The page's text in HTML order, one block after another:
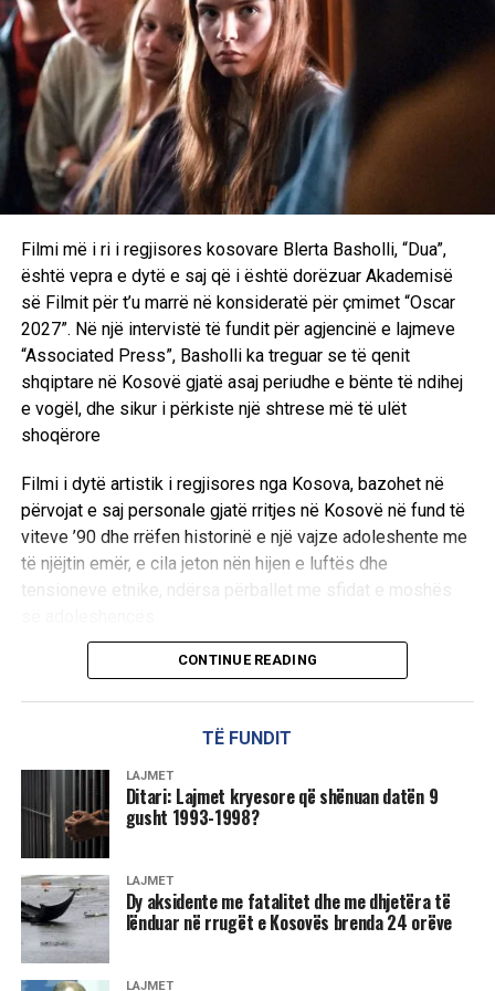
Filmi më i ri i regjisores kosovare Blerta Basholli, “Dua”,
është vepra e dytë e saj që i është dorëzuar Akademisë
së Filmit për t’u marrë në konsideratë për çmimet “Oscar
2027”. Në një intervistë të fundit për agjencinë e lajmeve
“Associated Press”, Basholli ka treguar se të qenit
shqiptare në Kosovë gjatë asaj periudhe e bënte të ndihej
e vogël, dhe sikur i përkiste një shtrese më të ulët
shoqërore
Filmi i dytë artistik i regjisores nga Kosova, bazohet në
përvojat e saj personale gjatë rritjes në Kosovë në fund të
viteve ’90 dhe rrëfen historinë e një vajze adoleshente me
të njëjtin emër, e cila jeton nën hijen e luftës dhe
tensioneve etnike, ndërsa përballet me sfidat e moshës
Në një intervistë të fundit për agjencinë e lajmeve
e vogël, dhe sikur i përkiste një shtrese më të ulët
shoqërore.
“Gjithmonë jam ndier e vogël duke qenë shqiptare në
Kosovë gjatë kohës së okupimit, edhe pse ne ishim
shumicë. Gjithmonë ndiheshim më pak të rëndësishëm,
sepse shpesh na kërkohej të flisnim serbisht ose nuk
kishim shkolla, ose edhe kur i kishim, nuk kishim kabinete
të mira, sepse nxënësit serbë kishin marrë pjesët e
shkollës ku ndodheshin kabinetet e fizikës dhe biologjisë.
CONTINUE READING
TË FUNDIT
LAJMET
Ditari: Lajmet kryesore që shënuan datën 9
gusht 1993-1998?
LAJMET
Dy aksidente me fatalitet dhe me dhjetëra të
lënduar në rrugët e Kosovës brenda 24 orëve
LAJMET